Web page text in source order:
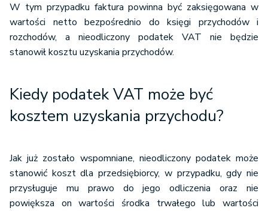
W tym przypadku faktura powinna być zaksięgowana w
wartości netto bezpośrednio do księgi przychodów i
rozchodów, a nieodliczony podatek VAT nie będzie
stanowił kosztu uzyskania przychodów.
Kiedy podatek VAT może być
kosztem uzyskania przychodu?
Jak już zostało wspomniane, nieodliczony podatek może
stanowić koszt dla przedsiębiorcy, w przypadku, gdy nie
przysługuje mu prawo do jego odliczenia oraz nie
powiększa on wartości środka trwałego lub wartości